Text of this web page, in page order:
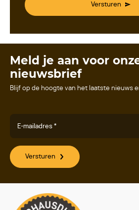
Versturen
Meld je aan voor
nieuwsbrief
Blijf op de hoogte van het laatste nieuws
E-mailadres *
Versturen